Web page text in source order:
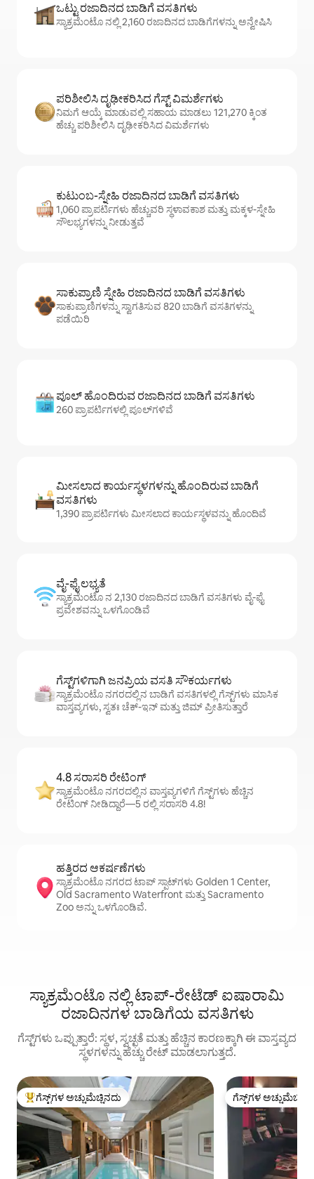
ಒಟ್ಟು ರಜಾದಿನದ ಬಾಡಿಗೆ ವಸತಿಗಳು
ಸ್ಯಾಕ್ರಮೆಂಟೊ ನಲ್ಲಿ 2,160 ರಜಾದಿನದ ಬಾಡಿಗೆಗಳನ್ನು ಅನ್ವೇಷಿಸಿ
ಪರಿಶೀಲಿಸಿ ದೃಢೀಕರಿಸಿದ ಗೆಸ್ಟ್ ವಿಮರ್ಶೆಗಳು
ನಿಮಗೆ ಆಯ್ಕೆ ಮಾಡುವಲ್ಲಿ ಸಹಾಯ ಮಾಡಲು 121,270 ಕ್ಕಿಂತ
ಹೆಚ್ಚು ಪರಿಶೀಲಿಸಿ ದೃಢೀಕರಿಸಿದ ವಿಮರ್ಶೆಗಳು
ಕುಟುಂಬ-ಸ್ನೇಹಿ ರಜಾದಿನದ ಬಾಡಿಗೆ ವಸತಿಗಳು
1,060 ಪ್ರಾಪರ್ಟಿಗಳು ಹೆಚ್ಚುವರಿ ಸ್ಥಳಾವಕಾಶ ಮತ್ತು ಮಕ್ಕಳ-ಸ್ನೇಹಿ
ಸೌಲಭ್ಯಗಳನ್ನು ನೀಡುತ್ತವೆ
ಸಾಕುಪ್ರಾಣಿ ಸ್ನೇಹಿ ರಜಾದಿನದ ಬಾಡಿಗೆ ವಸತಿಗಳು
ಸಾಕುಪ್ರಾಣಿಗಳನ್ನು ಸ್ವಾಗತಿಸುವ 820 ಬಾಡಿಗೆ ವಸತಿಗಳನ್ನು
ಪಡೆಯಿರಿ
ಪೂಲ್ ಹೊಂದಿರುವ ರಜಾದಿನದ ಬಾಡಿಗೆ ವಸತಿಗಳು
260 ಪ್ರಾಪರ್ಟಿಗಳಲ್ಲಿ ಪೂಲ್‌‌‌‌‌‌‌‌‌ಗಳಿವೆ
ಮೀಸಲಾದ ಕಾರ್ಯಸ್ಥಳಗಳನ್ನು ಹೊಂದಿರುವ ಬಾಡಿಗೆ
ವಸತಿಗಳು
1,390 ಪ್ರಾಪರ್ಟಿಗಳು ಮೀಸಲಾದ ಕಾರ್ಯಸ್ಥಳವನ್ನು ಹೊಂದಿವೆ
ವೈ-ಫೈ ಲಭ್ಯತೆ
ಸ್ಯಾಕ್ರಮೆಂಟೊ ನ 2,130 ರಜಾದಿನದ ಬಾಡಿಗೆ ವಸತಿಗಳು ವೈ-ಫೈ
ಪ್ರವೇಶವನ್ನು ಒಳಗೊಂಡಿವೆ
ಗೆಸ್ಟ್‌ಗಳಿಗಾಗಿ ಜನಪ್ರಿಯ ವಸತಿ ಸೌಕರ್ಯಗಳು
ಸ್ಯಾಕ್ರಮೆಂಟೊ ನಗರದಲ್ಲಿನ ಬಾಡಿಗೆ ವಸತಿಗಳಲ್ಲಿ ಗೆಸ್ಟ್‌ಗಳು ಮಾಸಿಕ
ವಾಸ್ತವ್ಯಗಳು, ಸ್ವತಃ ಚೆಕ್-ಇನ್ ಮತ್ತು ಜಿಮ್ ಪ್ರೀತಿಸುತ್ತಾರೆ
4.8 ಸರಾಸರಿ ರೇಟಿಂಗ್
ಸ್ಯಾಕ್ರಮೆಂಟೊ ನಗರದಲ್ಲಿನ ವಾಸ್ತವ್ಯಗಳಿಗೆ ಗೆಸ್ಟ್‌ಗಳು ಹೆಚ್ಚಿನ
ರೇಟಿಂಗ್ ನೀಡಿದ್ದಾರೆ—5 ರಲ್ಲಿ ಸರಾಸರಿ 4.8!
ಹತ್ತಿರದ ಆಕರ್ಷಣೆಗಳು
ಸ್ಯಾಕ್ರಮೆಂಟೊ ನಗರದ ಟಾಪ್ ಸ್ಪಾಟ್‌ಗಳು Golden 1 Center,
Old Sacramento Waterfront ಮತ್ತು Sacramento
Zoo ಅನ್ನು ಒಳಗೊಂಡಿವೆ.
ಸ್ಯಾಕ್ರಮೆಂಟೊ ನಲ್ಲಿ ಟಾಪ್-ರೇಟೆಡ್ ಐಷಾರಾಮಿ
ರಜಾದಿನಗಳ ಬಾಡಿಗೆಯ ವಸತಿಗಳು
ಗೆಸ್ಟ್‌ಗಳು ಒಪ್ಪುತ್ತಾರೆ: ಸ್ಥಳ, ಸ್ವಚ್ಛತೆ ಮತ್ತು ಹೆಚ್ಚಿನ ಕಾರಣಕ್ಕಾಗಿ ಈ ವಾಸ್ತವ್ಯದ
ಸ್ಥಳಗಳನ್ನು ಹೆಚ್ಚು ರೇಟ್ ಮಾಡಲಾಗುತ್ತದೆ.
ಗೆಸ್ಟ್‌ಗಳಿಗೆ ಅತಿ ಹೆಚ್ಚು ಅಚ್ಚುಮೆಚ್ಚಿನದು
ಗೆಸ್ಟ್‌ಗಳ ಅಚ್ಚುಮೆಚ್ಚಿನದು ಗೆಸ್ಟ್‌ಗಳ
ಗೆಸ್ಟ್‌ಗಳ